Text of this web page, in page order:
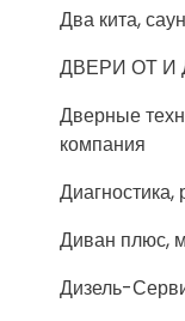
Два кита,
ДВЕРИ ОТ И
Дверные
компания
Диван плюс,
Дизель-